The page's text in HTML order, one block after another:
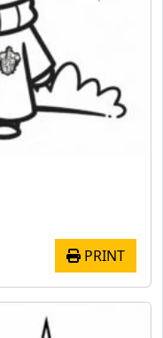
PRINT